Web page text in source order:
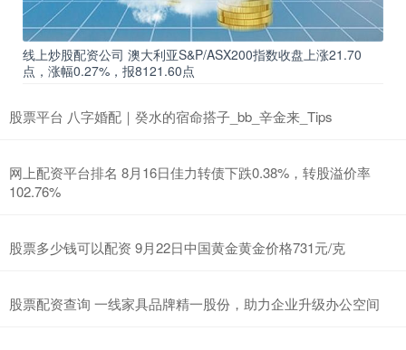
线上炒股配资公司 澳大利亚S&P/ASX200指数收盘上涨21.70
点，涨幅0.27%，报8121.60点
股票平台 八字婚配｜癸水的宿命搭子_bb_辛金来_Tips
网上配资平台排名 8月16日佳力转债下跌0.38%，转股溢价率
102.76%
股票多少钱可以配资 9月22日中国黄金黄金价格731元/克
股票配资查询 一线家具品牌精一股份，助力企业升级办公空间